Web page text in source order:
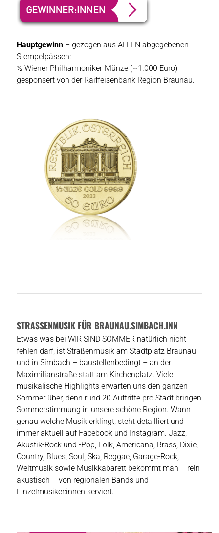
Hauptgewinn – gezogen aus ALLEN abgegebenen
Stempelpässen:
½ Wiener Philharmoniker-Münze (~1.000 Euro) –
gesponsert von der Raiffeisenbank Region Braunau.
STRASSENMUSIK FÜR BRAUNAU.SIMBACH.INN
Etwas was bei WIR SIND SOMMER natürlich nicht
fehlen darf, ist Straßenmusik am Stadtplatz Braunau
und in Simbach – baustellenbedingt – an der
Maximilianstraße statt am Kirchenplatz. Viele
musikalische Highlights erwarten uns den ganzen
Sommer über, denn rund 20 Auftritte pro Stadt bringen
Sommerstimmung in unsere schöne Region. Wann
genau welche Musik erklingt, steht detailliert und
immer aktuell auf Facebook und Instagram. Jazz,
Akustik-Rock und -Pop, Folk, Americana, Brass, Dixie,
Country, Blues, Soul, Ska, Reggae, Garage-Rock,
Weltmusik sowie Musikkabarett bekommt man – rein
akustisch – von regionalen Bands und
Einzelmusiker:innen serviert.